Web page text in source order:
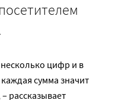
цифр и в
сумма значит
рассказывает